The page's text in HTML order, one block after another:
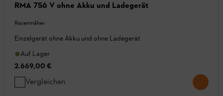
RMA 756 V ohne Akku und Ladegerät
Rasenmäher
Einzelgerät ohne Akku und ohne Ladegerät
Auf Lager
2.669,00 €
Vergleichen